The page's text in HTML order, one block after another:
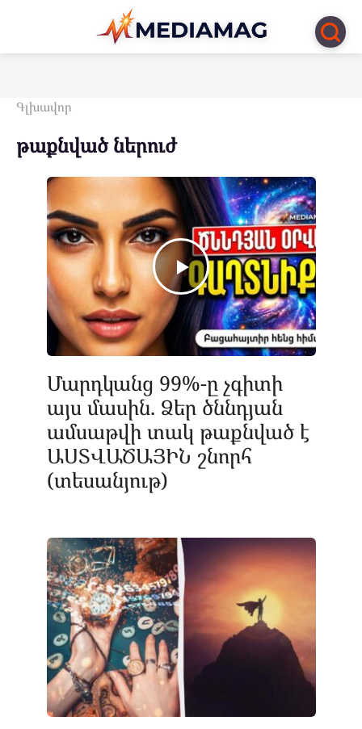
Перейти
контенту
Գլխավոր
թաքնված ներուժ
Մարդկանց 99%-ը չգիտի
այս մասին. Ձեր ծննդյան
ամսաթվի տակ թաքնված է
ԱՍՏՎԱԾԱՅԻՆ շնորհ
(տեսանյութ)